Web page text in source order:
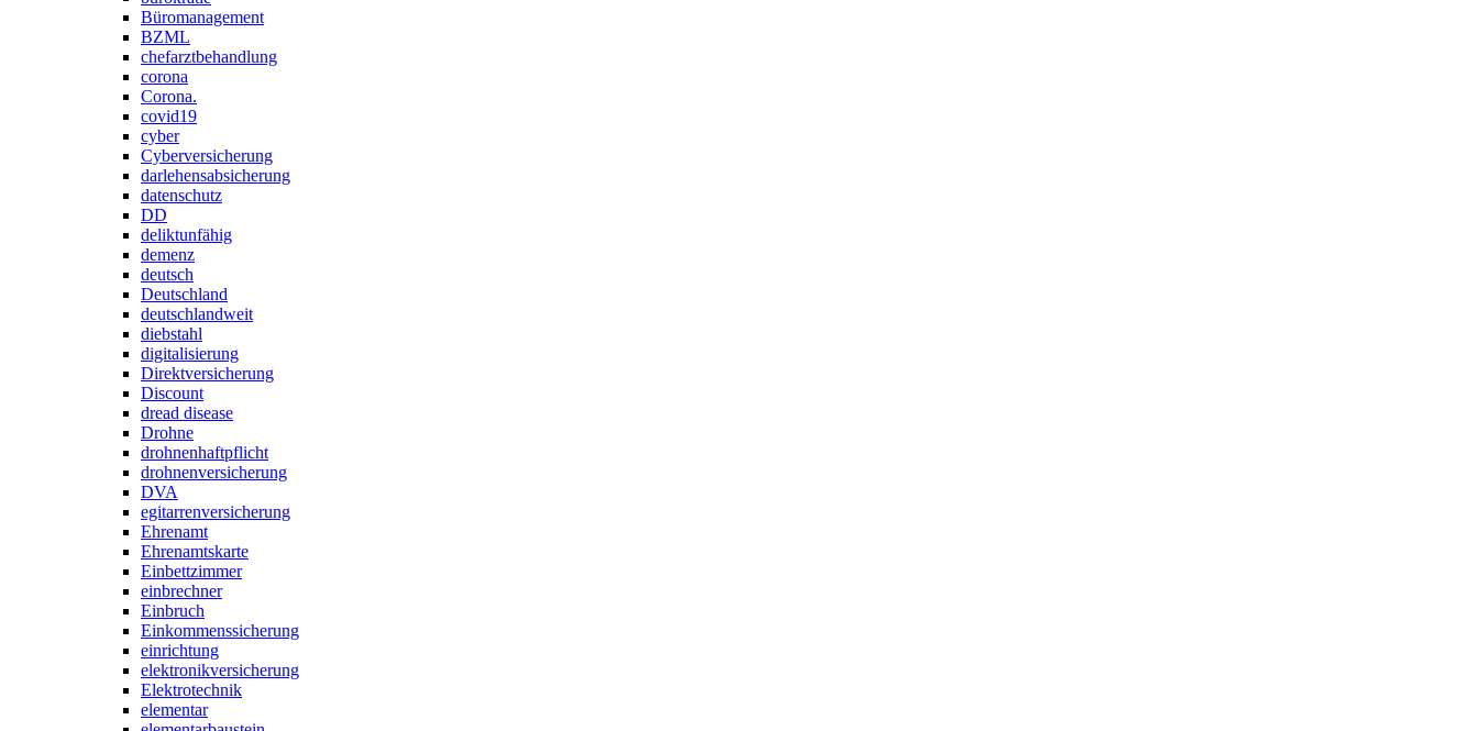
Büromanagement
BZML
chefarztbehandlung
corona
Corona.
covid19
cyber
Cyberversicherung
darlehensabsicherung
datenschutz
DD
deliktunfähig
demenz
deutsch
Deutschland
deutschlandweit
diebstahl
digitalisierung
Direktversicherung
Discount
dread disease
Drohne
drohnenhaftpflicht
drohnenversicherung
DVA
egitarrenversicherung
Ehrenamt
Ehrenamtskarte
Einbettzimmer
einbrechner
Einbruch
Einkommenssicherung
einrichtung
elektronikversicherung
Elektrotechnik
elementar